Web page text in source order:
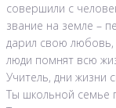
совершили с
звание на земле –
дарил свою любовь,
люди помнят всю
Учитель, дни жизни
Ты школьной семье